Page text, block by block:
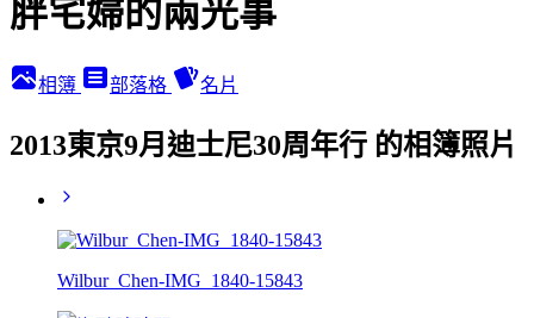
胖宅婦的兩光事
相簿 部落格 名片
2013東京9月迪士尼30周年行 的相簿照片
Wilbur_Chen-IMG_1840-15843